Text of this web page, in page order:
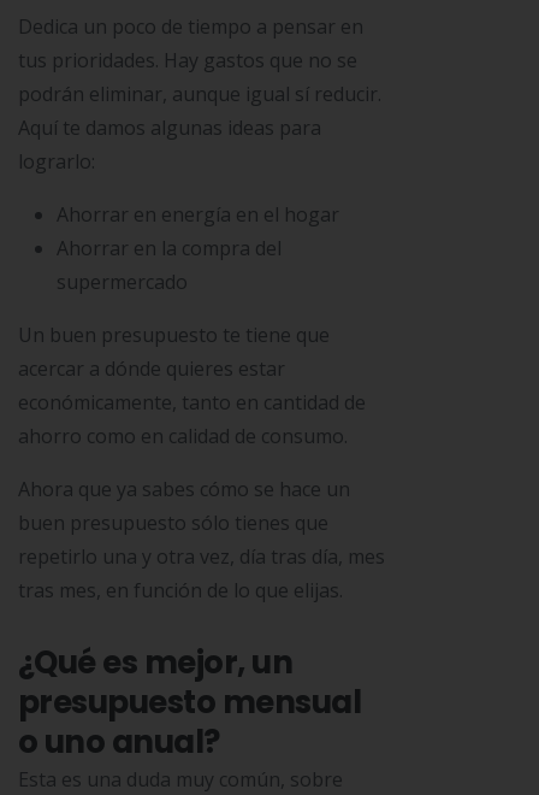
Dedica un poco de tiempo a pensar en
tus prioridades. Hay gastos que no se
podrán eliminar, aunque igual sí reducir.
Aquí te damos algunas ideas para
lograrlo:
Ahorrar en energía en el hogar
Ahorrar en la compra del
supermercado
Un buen presupuesto te tiene que
acercar a dónde quieres estar
económicamente, tanto en cantidad de
ahorro como en calidad de consumo.
Ahora que ya sabes cómo se hace un
buen presupuesto sólo tienes que
repetirlo una y otra vez, día tras día, mes
tras mes, en función de lo que elijas.
¿Qué es mejor, un
presupuesto mensual
o uno anual?
Esta es una duda muy común, sobre